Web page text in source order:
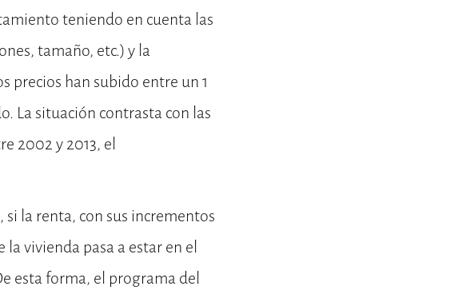
teniendo en cuenta las
tamaño, etc.) y la
precios han subido entre un 1
La situación contrasta con las
2002 y 2013, el
la renta, con sus incrementos
la vivienda pasa a estar en el
esta forma, el programa del